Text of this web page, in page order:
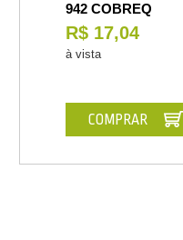
942 COBREQ
R$ 17,04
à vista
COMPRAR